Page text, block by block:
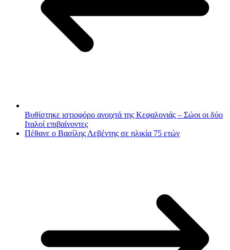
Βυθίστηκε ιστιοφόρο ανοιχτά της Κεφαλονιάς – Σώοι οι δύο
Ιταλοί επιβαίνοντες
Πέθανε ο Βασίλης Λεβέντης σε ηλικία 75 ετών